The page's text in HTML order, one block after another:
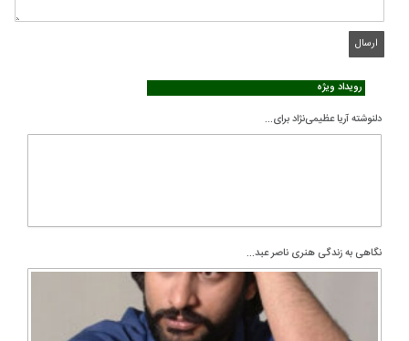
رویداد ویژه
دلنوشته آریا عظیمی‌نژاد برای...
نگاهی به زندگی هنری ناصر عبد...